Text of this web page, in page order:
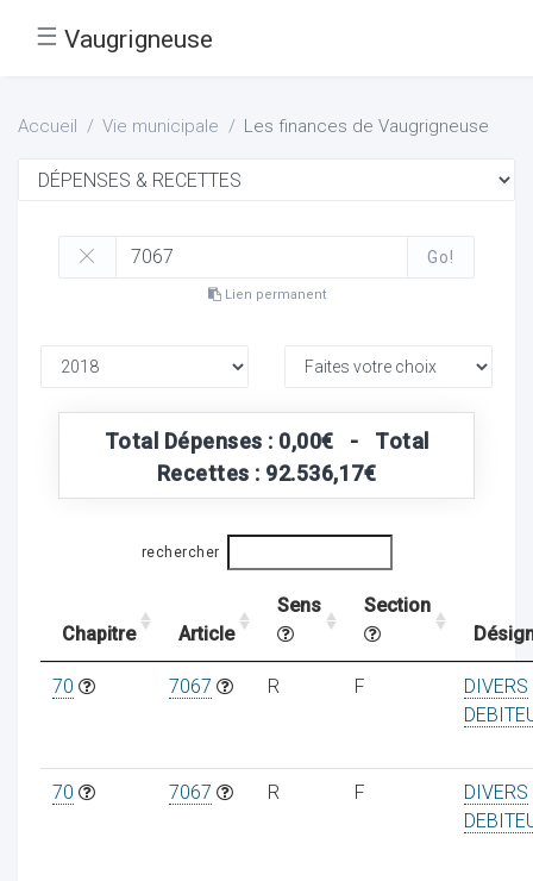
☰ Vaugrigneuse
Accueil Vie municipale Les finances de Vaugrigneuse
Go!
Lien permanent
Total Dépenses : 0,00€ - Total
Recettes : 92.536,17€
rechercher
Chapitre Article
Sens
Section
70 7067 R F
DIVERS
70 7067 R F
DIVERS